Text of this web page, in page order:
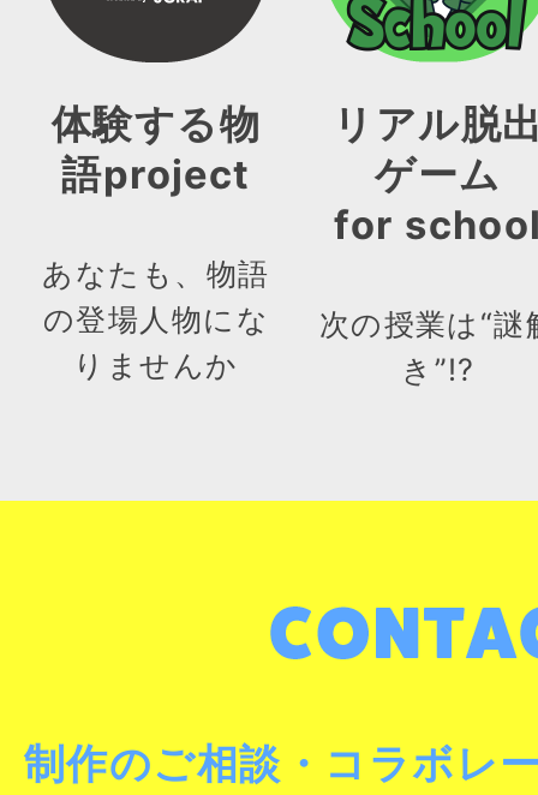
体験する物
語project
あなたも、物語
の登場人物にな
りませんか
リアル脱
ゲーム
for
次の授業は“謎
き”!?
制作のご相談・コラボレ